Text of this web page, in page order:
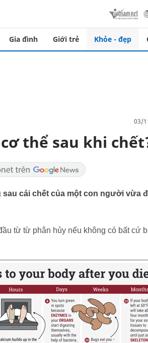
Gia đình Giới trẻ Khỏe - đẹp
03/
thể sau khi
cái chết của một con người vừa
từ từ phân hủy nếu không có bất cứ